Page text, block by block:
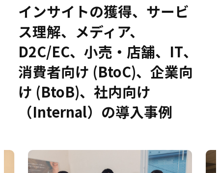
事例
セミナー
お役立ち情報
インサイトの獲得、サービ
ス理解、メディア、
D2C/EC、小売・店舗、IT、
消費者向け (BtoC)、企業向
け (BtoB)、社内向け
（Internal）の導入事例